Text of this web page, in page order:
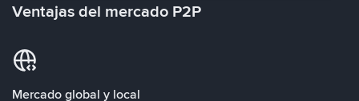
Ventajas del mercado P2P
Mercado global y local